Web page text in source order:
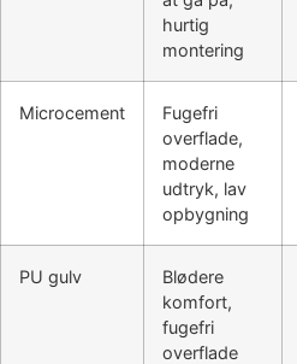
hurtig
montering
Microcement
Fugefri
overflade,
moderne
udtryk, lav
opbygning
PU gulv
Blødere
komfort,
fugefri
overflade